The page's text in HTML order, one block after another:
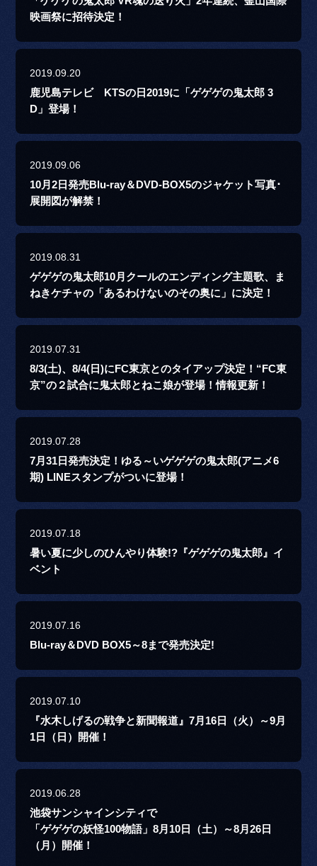
映画祭に招待決定！
2019.09.20
鹿児島テレビ KTSの日2019に「ゲゲゲの鬼太郎 3
D」登場！
2019.09.06
10月2日発売Blu-ray＆DVD-BOX5のジャケット写真･
展開図が解禁！
2019.08.31
ゲゲゲの鬼太郎10月クールのエンディング主題歌、ま
ねきケチャの「あるわけないのその奥に」に決定！
2019.07.31
8/3(土)、8/4(日)にFC東京とのタイアップ決定！“FC東
京”の２試合に鬼太郎とねこ娘が登場！情報更新！
2019.07.28
7月31日発売決定！ゆる～いゲゲゲの鬼太郎(アニメ6
期) LINEスタンプがついに登場！
2019.07.18
暑い夏に少しのひんやり体験!?『ゲゲゲの鬼太郎』イ
ベント
2019.07.16
Blu-ray＆DVD BOX5～8まで発売決定!
2019.07.10
『水木しげるの戦争と新聞報道』7月16日（火）～9月
1日（日）開催！
2019.06.28
池袋サンシャインシティで
「ゲゲゲの妖怪100物語」8月10日（土）～8月26日
（月）開催！